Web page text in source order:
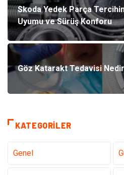
Skoda Yedek Parça
Uyumu ve Sürüş Konforu
Göz Katarakt Tedavisi
KATEGORILER
Genel